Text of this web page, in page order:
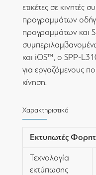
ετικέτες σε κινητές
προγραμμάτων
προγραμμάτων και
και iOS™, ο SPP-
για εργαζόμενους
κίνηση.
Χαρακτηριστικά
Εκτυπωτές
Τεχνολογία
εκτύπωσης